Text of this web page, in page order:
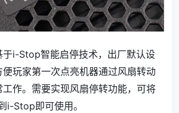
于i-Stop智能启停技术，出厂默认设
玩家第一次点亮机器通过风扇转动
作。需要实现风扇停转功能，可将
i-Stop即可使用。